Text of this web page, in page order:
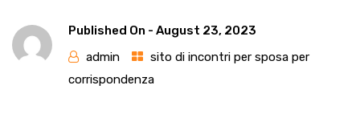
Published On - August 23, 2023
admin
sito di incontri per sposa per
corrispondenza